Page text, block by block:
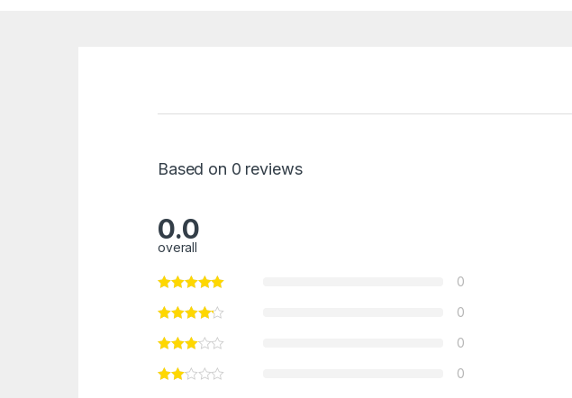
Based on 0 reviews
0.0
overall
0
0
0
0